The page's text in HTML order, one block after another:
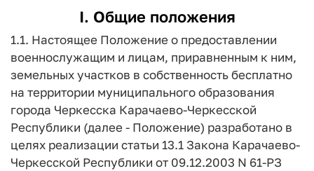
I. Общие положения
1.1. Настоящее Положение о предоставлении
военнослужащим и лицам, приравненным к ним,
земельных участков в собственность бесплатно
на территории муниципального образования
города Черкесска Карачаево-Черкесской
Республики (далее - Положение) разработано в
целях реализации статьи 13.1 Закона Карачаево-
Черкесской Республики от 09.12.2003 N 61-РЗ